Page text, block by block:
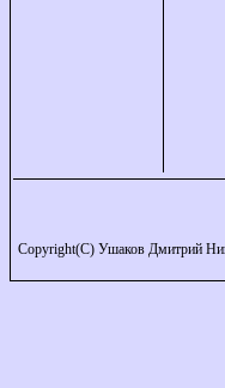
Copyright(C) Ушаков Дмитрий